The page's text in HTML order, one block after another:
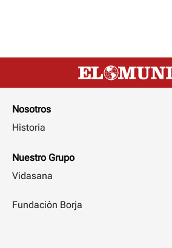
Nosotros
Historia
Nuestro Grupo
Vidasana
Fundación Borja